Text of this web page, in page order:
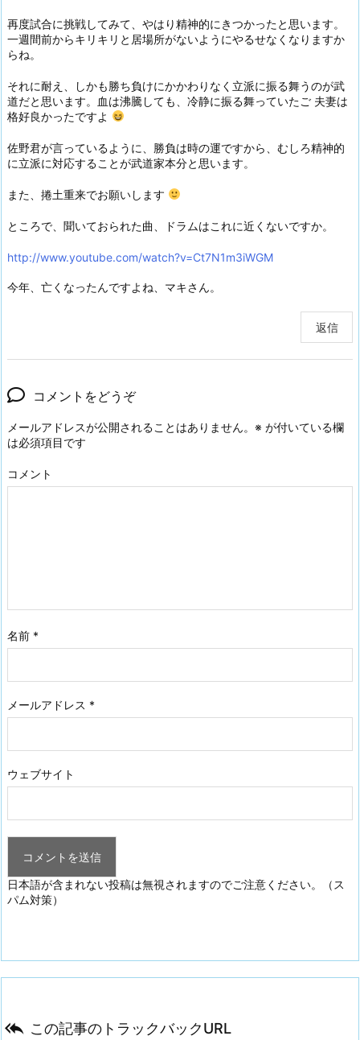
再度試合に挑戦してみて、やはり精神的にきつかったと思います。
一週間前からキリキリと居場所がないようにやるせなくなりますか
らね。
それに耐え、しかも勝ち負けにかかわりなく立派に振る舞うのが武
道だと思います。血は沸騰しても、冷静に振る舞っていたご 夫妻は
格好良かったですよ
佐野君が言っているように、勝負は時の運ですから、むしろ精神的
に立派に対応することが武道家本分と思います。
また、捲土重来でお願いします
ところで、聞いておられた曲、ドラムはこれに近くないですか。
http://www.youtube.com/watch?v=Ct7N1m3iWGM
今年、亡くなったんですよね、マキさん。
返信
コメントをどうぞ
メールアドレスが公開されることはありません。 ※ が付いている欄
は必須項目です
コメント
名前 *
メールアドレス *
ウェブサイト
日本語が含まれない投稿は無視されますのでご注意ください。（ス
パム対策）
 この記事のトラックバックURL